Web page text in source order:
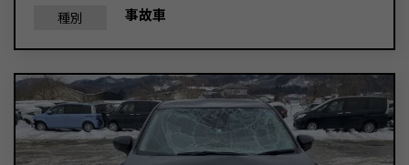
種別 事故車